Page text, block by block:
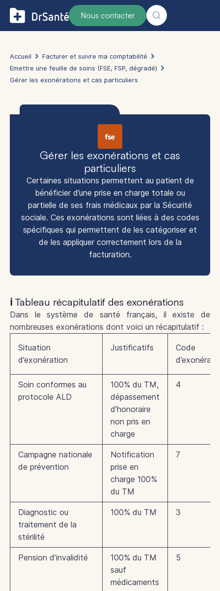
Nous contacter
Accueil
Facturer et suivre ma comptabilité
Emettre une feuille de soins (FSE, FSP, dégradé)
Gérer les exonérations et cas particuliers
Gérer les exonérations et cas
particuliers
Certaines situations permettent au patient de
bénéficier d’une prise en charge totale ou
partielle de ses frais médicaux par la Sécurité
sociale. Ces exonérations sont liées à des codes
spécifiques qui permettent de les catégoriser et
de les appliquer correctement lors de la
facturation.
ℹ️ Tableau récapitulatif des exonérations
Dans le système de santé français, il existe de
nombreuses exonérations dont voici un récapitulatif :
Situation
d’exonération
Justificatifs
Code
Soin conformes au
protocole ALD
100% du TM,
dépassement
d’honoraire
non pris en
charge
4
Campagne nationale
de prévention
Notification
prise en
charge 100%
du TM
7
Diagnostic ou
traitement de la
stérilité
100% du TM 3
Pension d’invalidité
100% du TM
sauf
médicaments
5